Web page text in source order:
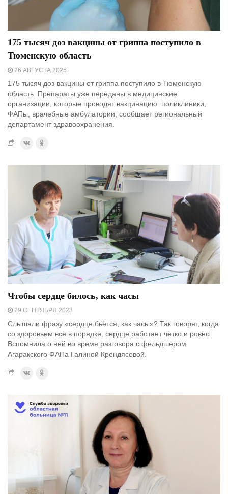
175 тысяч доз вакцины от гриппа поступило в
Тюменскую область
26 АВГУСТА 2025
175 тысяч доз вакцины от гриппа поступило в Тюменскую
область. Препараты уже переданы в медицинские
организации, которые проводят вакцинацию: поликлиники,
ФАПы, врачебные амбулатории, сообщает региональный
департамент здравоохранения.
Чтобы сердце билось, как часы
29 СЕНТЯБРЯ 2023
Слышали фразу «сердце бьётся, как часы»? Так говорят, когда
со здоровьем всё в порядке, сердце работает чётко и ровно.
Вспомнила о ней во время разговора с фельдшером
Агаракского ФАПа Галиной Крендясовой.